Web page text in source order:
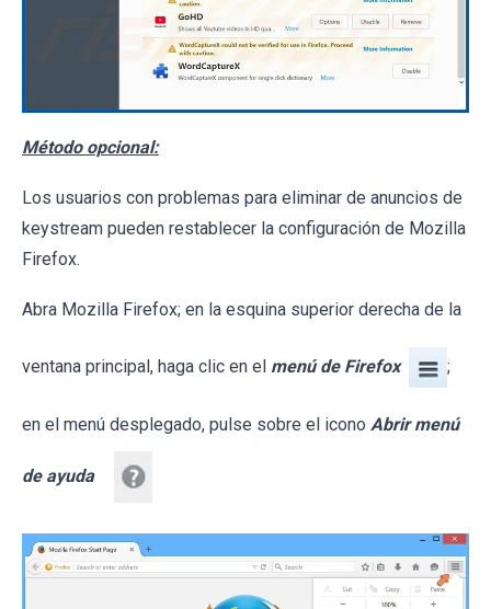
Método opcional:
Los usuarios con problemas para eliminar de anuncios de
keystream pueden restablecer la configuración de Mozilla
Firefox.
Abra Mozilla Firefox; en la esquina superior derecha de la
ventana principal, haga clic en el menú de Firefox ;
en el menú desplegado, pulse sobre el icono Abrir menú
de ayuda